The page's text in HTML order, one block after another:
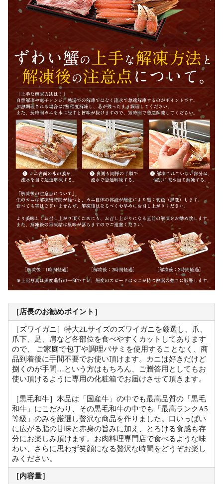
［店長のお勧めポイント］
［ズワイガニ］特大2Lサイズのズワイガニを厳選し、爪、
爪下、足、肩など各部位を食べやすくカットしてあります
ので、 ご家庭で包丁や調理バサミを使用することなく、商
品到着後に手間不要でお使い頂けます。カニは好きだけど
捌くのが手間…という方はもちろん、ご贈答用としてもお
使い頂けるように専用の化粧箱でお届けさせて頂きます。
［黒毛和牛］本品は「国産牛」の中でも最高品質の「黒毛
和牛」にこだわり、その黒毛和牛の中でも「最高ランクA5
等級」のみを厳選し贅沢な商品を作りました。口いっぱい
に広がる脂の甘味と赤身の旨みに加え、とろける食感も存
分にお楽しみ頂けます。お肉料理専門店で食べるような味
わい、さらに思わず笑顔になる贅沢な時間をどうぞお楽し
みください。
［内容量］